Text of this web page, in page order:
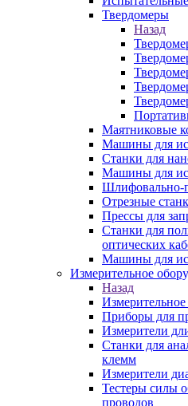
Твердомеры
Назад
Маятниковые
Машины для
Станки для
Машины для
Шлифовально-
Отрезные
Прессы для
Станки для
оптических
Машины для
Измерительное
Назад
Приборы для
Измерители
Станки для
клемм
Измерители
Тестеры силы
проводов